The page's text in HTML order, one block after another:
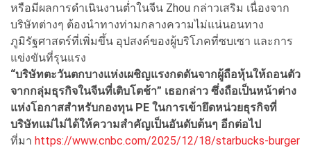
หรือมีผลการดำเนินงานต่ำในจีน Zhou กล่าวเสริม เนื่องจาก
บริษัทต่างๆ ต้องนำทางท่ามกลางความไม่แน่นอนทาง
ภูมิรัฐศาสตร์ที่เพิ่มขึ้น อุปสงค์ของผู้บริโภคที่ซบเซา และการ
แข่งขันที่รุนแรง
“บริษัทตะวันตกบางแห่งเผชิญแรงกดดันจากผู้ถือหุ้นให้ถอนตัว
จากกลุ่มธุรกิจในจีนที่เติบโตช้า” เธอกล่าว ซึ่งถือเป็นหน้าต่าง
แห่งโอกาสสำหรับกองทุน PE ในการเข้ายึดหน่วยธุรกิจที่
บริษัทแม่ไม่ได้ให้ความสำคัญเป็นอันดับต้นๆ อีกต่อไป
ที่มา https://www.cnbc.com/2025/12/18/starbucks-burger